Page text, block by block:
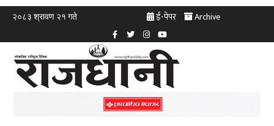
२०८३ श्रावण २१ गते ई-पेपर Archive